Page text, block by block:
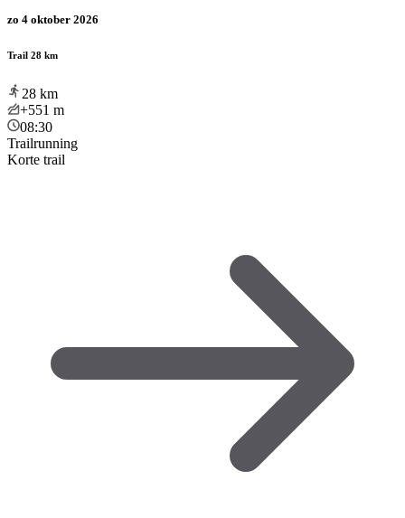
zo 4 oktober 2026
Trail 28 km
28 km
+551 m
08:30
Trailrunning
Korte trail